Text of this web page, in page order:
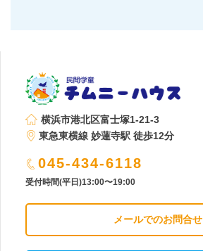
横浜市港北区富士塚1-21-3
東急東横線 妙蓮寺駅 徒歩12分
045-434-6118
受付時間(平日)13:00〜19:00
メールでのお問合せ